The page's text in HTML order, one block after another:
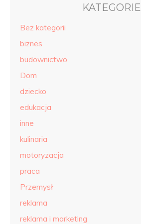
KATEGORIE
Bez kategorii
biznes
budownictwo
Dom
dziecko
edukacja
inne
kulinaria
motoryzacja
praca
Przemysł
reklama
reklama i marketing